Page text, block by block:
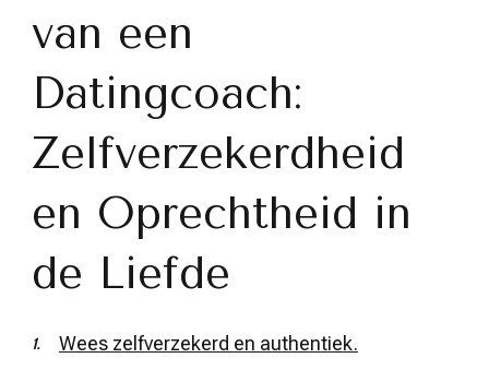
van een
Datingcoach:
Zelfverzekerdheid
en Oprechtheid in
de Liefde
Wees zelfverzekerd en authentiek.